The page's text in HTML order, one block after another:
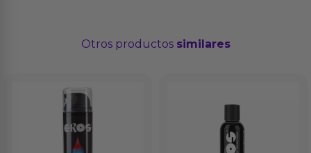
Otros productos similares